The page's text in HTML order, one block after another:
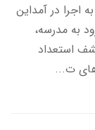
اجرا در آمداین
به مدرسه،
استعداد